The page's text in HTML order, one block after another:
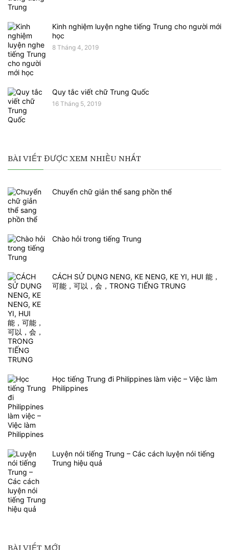
Kinh nghiệm luyện nghe tiếng Trung cho người mới
học
8 Tháng 4, 2019
Quy tắc viết chữ Trung Quốc
16 Tháng 5, 2019
BÀI VIẾT ĐƯỢC XEM NHIỀU NHẤT
Chuyển chữ giản thể sang phồn thể
Chào hỏi trong tiếng Trung
CÁCH SỬ DỤNG NENG, KE NENG, KE YI, HUI 能，
可能，可以，会，TRONG TIẾNG TRUNG
Học tiếng Trung đi Philippines làm việc – Việc làm
Philippines
Luyện nói tiếng Trung – Các cách luyện nói tiếng
Trung hiệu quả
BÀI VIẾT MỚI